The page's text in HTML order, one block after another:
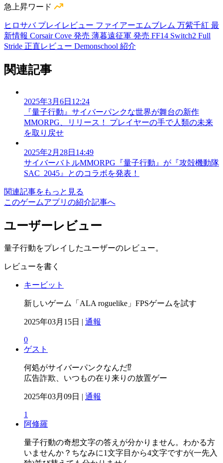
急上昇ワード
ヒロサバ プレイレビュー ファイアーエムブレム 万紫千紅 最
新情報 Corsair Cove 発売 薄暮遠征軍 発売 FF14 Switch2 Full
Stride 正直レビュー Demonschool 紹介
関連記事
2025年3月6日12:24
『量子行動』サイバーパンクな世界が舞台の新作
MMORPG、リリース！ プレイヤーの手で人類の未来
を取り戻せ
2025年2月28日14:49
サイバーバトルMMORPG『量子行動』が『攻殻機動隊
SAC_2045』とのコラボを発表！
関連記事をもっと見る
このゲームアプリの紹介記事へ
ユーザーレビュー
量子行動をプレイしたユーザーのレビュー。
レビューを書く
キービット
新しいゲーム「ALA roguelike」FPSゲームを試す
2025年03月15日 | 通報
0
ゲスト
何処がサイバーパンクなんだ⁉️
広告詐欺、いつもの在り来りの放置ゲー
2025年03月09日 | 通報
1
阿修羅
量子行動の奇想文字の答えが分かりません。わかる方
いませんか？ちなみに1文字目から4文字ですが(一先入